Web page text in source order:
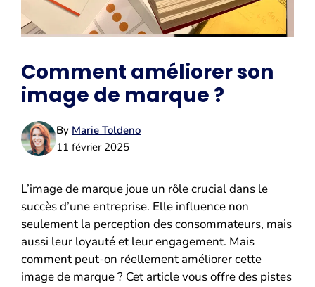
Comment améliorer son
image de marque ?
By Marie Toldeno
11 février 2025
L’image de marque joue un rôle crucial dans le
succès d’une entreprise. Elle influence non
seulement la perception des consommateurs, mais
aussi leur loyauté et leur engagement. Mais
comment peut-on réellement améliorer cette
image de marque ? Cet article vous offre des pistes